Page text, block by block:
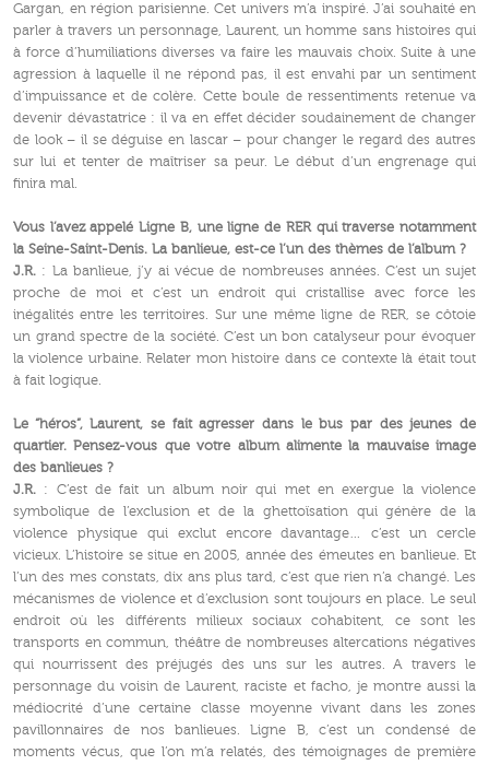
Gargan, en région parisienne. Cet univers m’a inspiré. J’ai souhaité en
parler à travers un personnage, Laurent, un homme sans histoires qui
à force d’humiliations diverses va faire les mauvais choix. Suite à une
agression à laquelle il ne répond pas, il est envahi par un sentiment
d’impuissance et de colère. Cette boule de ressentiments retenue va
devenir dévastatrice : il va en effet décider soudainement de changer
de look – il se déguise en lascar – pour changer le regard des autres
sur lui et tenter de maîtriser sa peur. Le début d’un engrenage qui
finira mal.
Vous l’avez appelé Ligne B, une ligne de RER qui traverse notamment
la Seine-Saint-Denis. La banlieue, est-ce l’un des thèmes de l’album ?
J.R. : La banlieue, j’y ai vécue de nombreuses années. C’est un sujet
proche de moi et c’est un endroit qui cristallise avec force les
inégalités entre les territoires. Sur une même ligne de RER, se côtoie
un grand spectre de la société. C’est un bon catalyseur pour évoquer
la violence urbaine. Relater mon histoire dans ce contexte là était tout
à fait logique.
Le “héros”, Laurent, se fait agresser dans le bus par des jeunes de
quartier. Pensez-vous que votre album alimente la mauvaise image
des banlieues ?
J.R. : C’est de fait un album noir qui met en exergue la violence
symbolique de l’exclusion et de la ghettoïsation qui génère de la
violence physique qui exclut encore davantage… c’est un cercle
vicieux. L’histoire se situe en 2005, année des émeutes en banlieue. Et
l’un des mes constats, dix ans plus tard, c’est que rien n’a changé. Les
mécanismes de violence et d’exclusion sont toujours en place. Le seul
endroit où les différents milieux sociaux cohabitent, ce sont les
transports en commun, théâtre de nombreuses altercations négatives
qui nourrissent des préjugés des uns sur les autres. A travers le
personnage du voisin de Laurent, raciste et facho, je montre aussi la
médiocrité d’une certaine classe moyenne vivant dans les zones
pavillonnaires de nos banlieues. Ligne B, c’est un condensé de
moments vécus, que l’on m’a relatés, des témoignages de première